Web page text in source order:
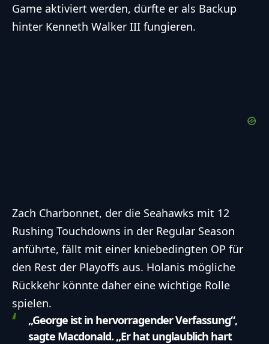
Game aktiviert werden, dürfte er als Backup
hinter Kenneth Walker III fungieren.
Zach Charbonnet, der die Seahawks mit 12
Rushing Touchdowns in der Regular Season
anführte, fällt mit einer kniebedingten OP für
den Rest der Playoffs aus. Holanis mögliche
Rückkehr könnte daher eine wichtige Rolle
spielen.
„George ist in hervorragender Verfassung“,
sagte Macdonald. „Er hat unglaublich hart